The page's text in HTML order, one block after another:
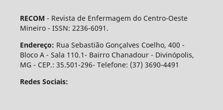
RECOM - Revista de Enfermagem do Centro-Oeste
Mineiro - ISSN: 2236-6091.
Endereço: Rua Sebastião Gonçalves Coelho, 400 -
Bloco A - Sala 110.1- Bairro Chanadour - Divinópolis,
MG - CEP.: 35.501-296- Telefone: (37) 3690-4491
Redes Sociais: